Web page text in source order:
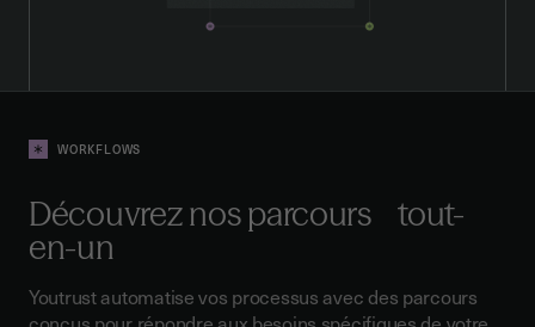
WORKFLOWS
Découvrez nos parcours tout-
en-un
Youtrust automatise vos processus avec des parcours